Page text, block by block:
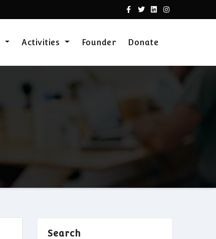
Activities Founder Donate
Search